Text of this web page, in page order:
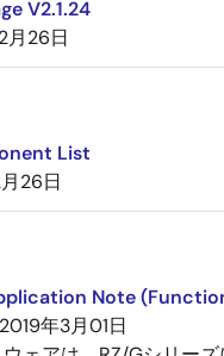
V2.1.24
月26日
List
26日
Note
2019年3月01日